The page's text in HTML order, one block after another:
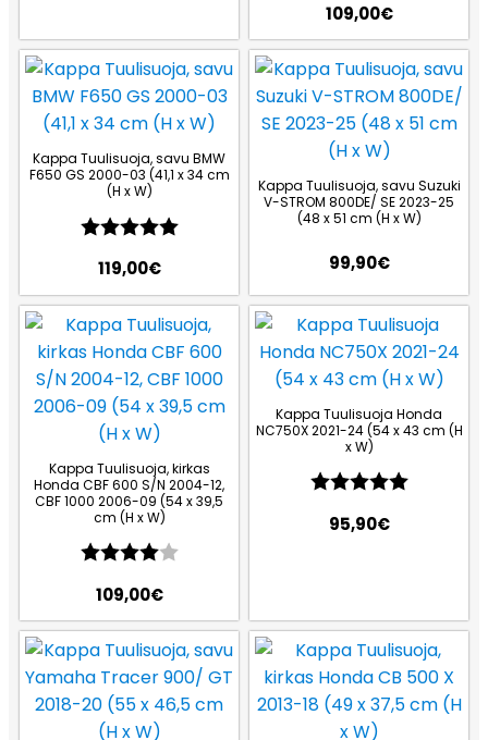
109,00€
Kappa Tuulisuoja, savu BMW
F650 GS 2000-03 (41,1 x 34 cm
(H x W)
Arvio: 5.0 5:sta tähdestä
119,00€
Kappa Tuulisuoja, savu Suzuki
V-STROM 800DE/ SE 2023-25
(48 x 51 cm (H x W)
99,90€
Kappa Tuulisuoja, kirkas
Honda CBF 600 S/N 2004-12,
CBF 1000 2006-09 (54 x 39,5
cm (H x W)
Arvio: 4.0 5:sta tähdestä
109,00€
Kappa Tuulisuoja Honda
NC750X 2021-24 (54 x 43 cm (H
x W)
Arvio: 5.0 5:sta
95,90€